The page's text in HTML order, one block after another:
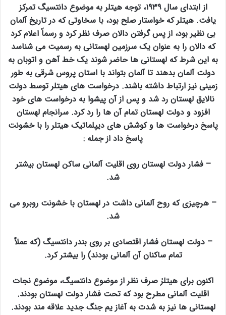
از ابتدای سال ۱۹۳۹، توجه هیتلر به موضوع دانتسیگ تمرکز
یافت. هیتلر که خواستار صلح بود، با سخاوتی که در تاریخ آلمان
بی نظیر بود، از پس گرفتن دالان صرف نظر کرد و رسماً اعلام کرد
که دالان را به عنوان یک سرزمین لهستانی به رسمیت می شناسد
به این شرط که لهستانی ها حاضر شوند یک خط آهن و اتوبان به
دولت آلمان بدهند تا آلمان بتواند با استان پروس شرقی به طور
زمینی نیز ارتباط داشته باشند. درخواست های هیتلر توسط دولت
نالایق لهستان رد شد و پس از آن پیشوا به درخواست های خود
افزود و دولت لهستان تمام آن ها را رد کرد. سرانجام لهستان
پاسخ درخواست ها و کوشش های دیپلماتیک هیتلر را با خشونت
پاسخ داد از جمله :
– فشار دولت لهستان روی اقلیت آلمانی ساکن لهستان بیشتر
شد.
– هرچیزی که روح آلمانی داشت در لهستان با خشونت روبرو می
شد.
– دولت لهستان فشار اقتصادی بر روی بندر دانتسیگ (که عملاً
تمام ساکنان آن آلمانی بودند) را بیشتر کرد.
اکنون برای هیتلرٰ صرف نظر از موضوع دانتسیگ، موضوع نجات
اقلیت آلمانی مطرح بود که تحت فشار دولت لهستان بودند.
لهستانی ها نیز به شدت به آغاز یم جنگ جدید علاقه مند بودند.